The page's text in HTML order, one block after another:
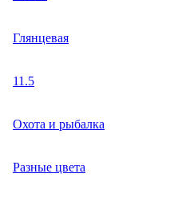
Глянцевая
11.5
Охота и рыбалка
Разные цвета